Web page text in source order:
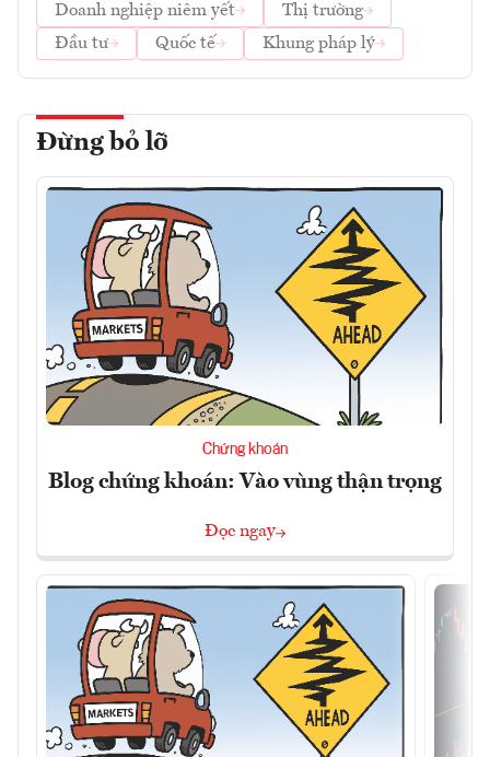
Doanh nghiệp niêm yết
Thị trường
Đầu tư
Quốc tế Khung pháp lý
Đừng bỏ lỡ
Chứng khoán
Blog chứng khoán: Vào vùng thận trọng
Đọc ngay